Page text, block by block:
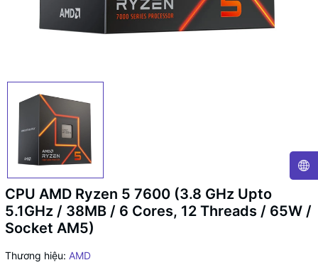
CPU AMD Ryzen 5 7600 (3.8 GHz Upto
5.1GHz / 38MB / 6 Cores, 12 Threads / 65W /
Socket AM5)
Thương hiệu: AMD